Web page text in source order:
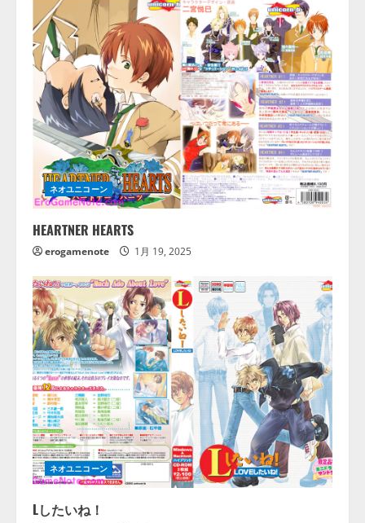
ネオユニコーン
HEARTNER HEARTS
erogamenote 1月 19, 2025
ネオユニコーン
Lしたいね！